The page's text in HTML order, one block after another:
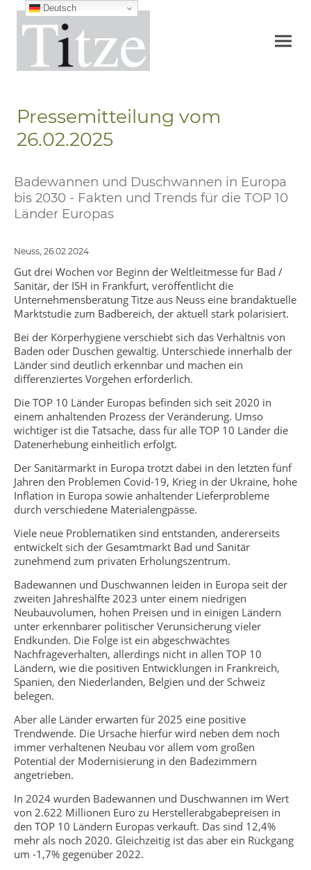
Pressemitteilung vom
26.02.2025
Badewannen und Duschwannen in Europa
bis 2030 - Fakten und Trends für die TOP 10
Länder Europas
Neuss, 26.02.2024
Gut drei Wochen vor Beginn der Weltleitmesse für Bad /
Sanitär, der ISH in Frankfurt, veröffentlicht die
Unternehmensberatung Titze aus Neuss eine brandaktuelle
Marktstudie zum Badbereich, der aktuell stark polarisiert.
Bei der Körperhygiene verschiebt sich das Verhältnis von
Baden oder Duschen gewaltig. Unterschiede innerhalb der
Länder sind deutlich erkennbar und machen ein
differenziertes Vorgehen erforderlich.
Die TOP 10 Länder Europas befinden sich seit 2020 in
einem anhaltenden Prozess der Veränderung. Umso
wichtiger ist die Tatsache, dass für alle TOP 10 Länder die
Datenerhebung einheitlich erfolgt.
Der Sanitärmarkt in Europa trotzt dabei in den letzten fünf
Jahren den Problemen Covid-19, Krieg in der Ukraine, hohe
Inflation in Europa sowie anhaltender Lieferprobleme
durch verschiedene Materialengpässe.
Viele neue Problematiken sind entstanden, andererseits
entwickelt sich der Gesamtmarkt Bad und Sanitär
zunehmend zum privaten Erholungszentrum.
Badewannen und Duschwannen leiden in Europa seit der
zweiten Jahreshälfte 2023 unter einem niedrigen
Neubauvolumen, hohen Preisen und in einigen Ländern
unter erkennbarer politischer Verunsicherung vieler
Endkunden. Die Folge ist ein abgeschwächtes
Nachfrageverhalten, allerdings nicht in allen TOP 10
Ländern, wie die positiven Entwicklungen in Frankreich,
Spanien, den Niederlanden, Belgien und der Schweiz
belegen.
Aber alle Länder erwarten für 2025 eine positive
Trendwende. Die Ursache hierfür wird neben dem noch
immer verhaltenen Neubau vor allem vom großen
Potential der Modernisierung in den Badezimmern
angetrieben.
In 2024 wurden Badewannen und Duschwannen im Wert
von 2.622 Millionen Euro zu Herstellerabgabepreisen in
den TOP 10 Ländern Europas verkauft. Das sind 12,4%
mehr als noch 2020. Gleichzeitig ist das aber ein Rückgang
um -1,7% gegenüber 2022.
Deutsch